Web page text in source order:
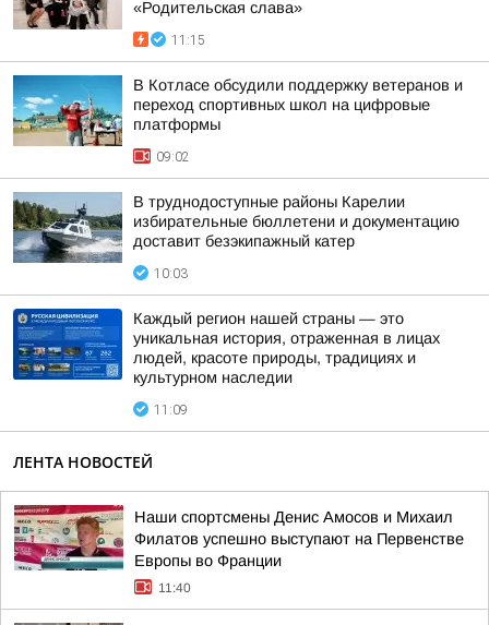
«Родительская слава»
11:15
В Котласе обсудили поддержку ветеранов и
переход спортивных школ на цифровые
платформы
09:02
В труднодоступные районы Карелии
избирательные бюллетени и документацию
доставит безэкипажный катер
10:03
Каждый регион нашей страны — это
уникальная история, отраженная в лицах
людей, красоте природы, традициях и
культурном наследии
11:09
ЛЕНТА НОВОСТЕЙ
Наши спортсмены Денис Амосов и Михаил
Филатов успешно выступают на Первенстве
Европы во Франции
11:40